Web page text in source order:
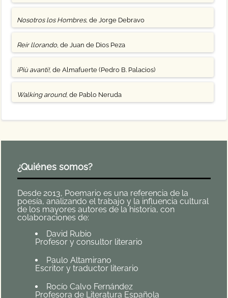
Nosotros los Hombres, de Jorge Debravo
Reír llorando, de Juan de Dios Peza
¡Più avanti!, de Almafuerte (Pedro B. Palacios)
Walking around, de Pablo Neruda
¿Quiénes somos?
Desde 2013, Poemario es una referencia de la
poesía, analizando el trabajo y la influencia cultural
de los mayores autores de la historia, con
colaboraciones de:
David Rubio
Profesor y consultor literario
Paulo Altamirano
Escritor y traductor literario
Rocío Calvo Fernández
Profesora de Literatura Española